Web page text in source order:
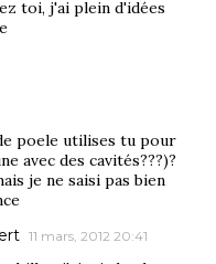
toi, j'ai plein d'idées
poele utilises tu pour
avec des cavités???)?
je ne saisi pas bien
11 mars, 2012 20:41